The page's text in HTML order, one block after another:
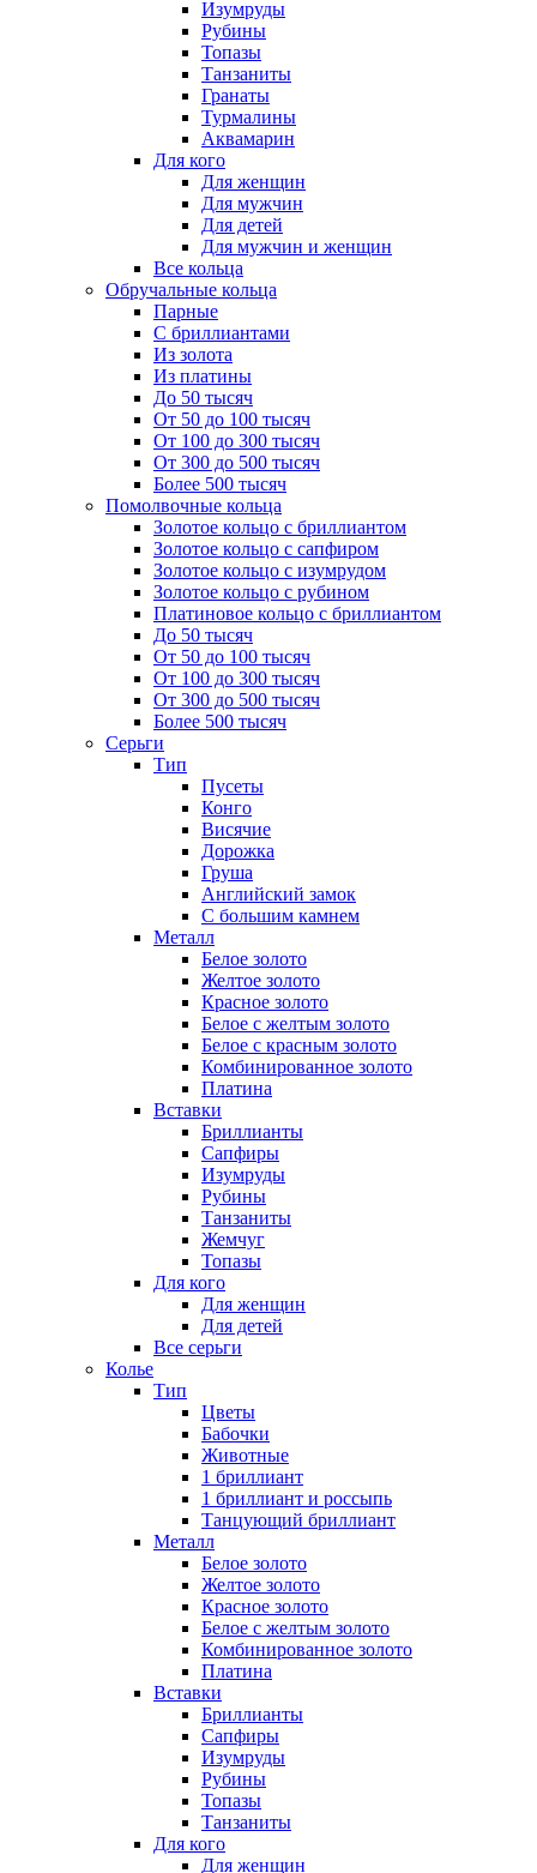
Изумруды
Рубины
Топазы
Танзаниты
Гранаты
Турмалины
Аквамарин
Для кого
Для женщин
Для мужчин
Для детей
Для мужчин и женщин
Все кольца
Обручальные кольца
Парные
С бриллиантами
Из золота
Из платины
До 50 тысяч
От 50 до 100 тысяч
От 100 до 300 тысяч
От 300 до 500 тысяч
Более 500 тысяч
Помолвочные кольца
Золотое кольцо с бриллиантом
Золотое кольцо с сапфиром
Золотое кольцо с изумрудом
Золотое кольцо с рубином
Платиновое кольцо с бриллиантом
До 50 тысяч
От 50 до 100 тысяч
От 100 до 300 тысяч
От 300 до 500 тысяч
Более 500 тысяч
Серьги
Тип
Пусеты
Конго
Висячие
Дорожка
Груша
Английский замок
С большим камнем
Металл
Белое золото
Желтое золото
Красное золото
Белое с желтым золото
Белое с красным золото
Комбинированное золото
Платина
Вставки
Бриллианты
Сапфиры
Изумруды
Рубины
Танзаниты
Жемчуг
Топазы
Для кого
Для женщин
Для детей
Все серьги
Колье
Тип
Цветы
Бабочки
Животные
1 бриллиант
1 бриллиант и россыпь
Танцующий бриллиант
Металл
Белое золото
Желтое золото
Красное золото
Белое с желтым золото
Комбинированное золото
Платина
Вставки
Бриллианты
Сапфиры
Изумруды
Рубины
Топазы
Танзаниты
Для кого
Для женщин